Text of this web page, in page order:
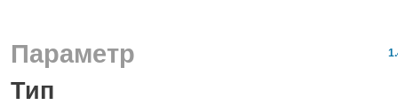
Параметр
Тип